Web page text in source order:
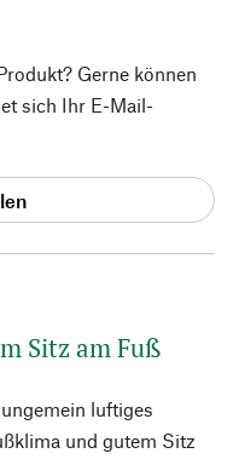
Sitz am Fuß
luftiges
und gutem Sitz
Gerne können
sich Ihr E-Mail-